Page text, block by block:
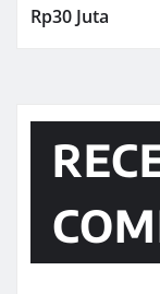
Rp30 Juta